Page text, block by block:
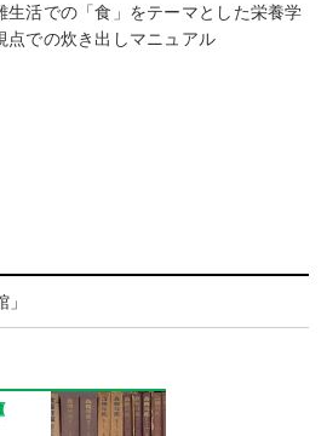
生活での「食」をテーマとした栄養学
点での炊き出しマニュアル